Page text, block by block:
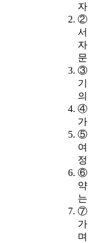
자
②
③
④
⑤
⑥
⑦